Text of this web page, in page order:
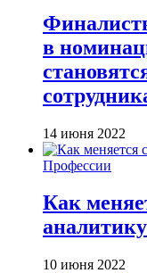
в
14 июня 2022
Профессии
Как
аналитику
10 июня 2022